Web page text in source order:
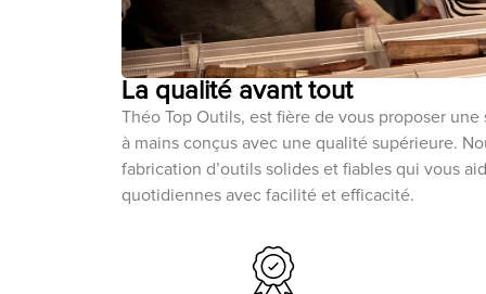
La qualité avant tout
Théo Top Outils, est fière de vous proposer
à mains conçus avec une qualité supérieure.
fabrication d’outils solides et fiables qui vous
quotidiennes avec facilité et efficacité.